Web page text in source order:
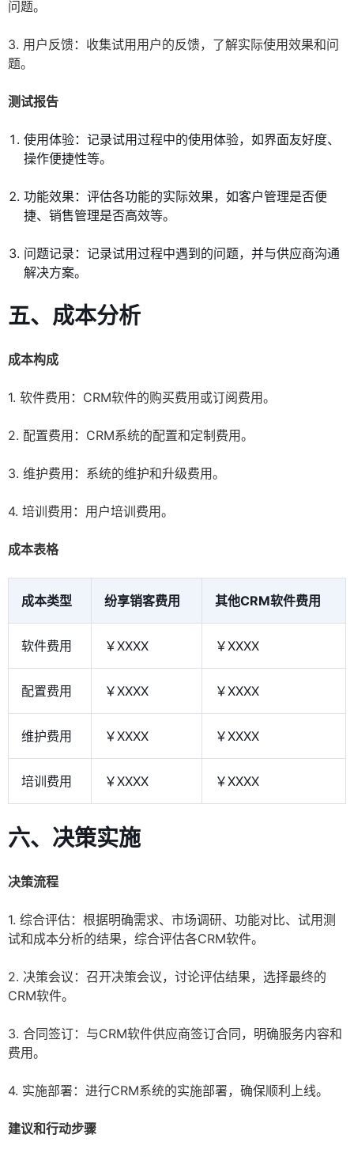
问题。
3. 用户反馈：收集试用用户的反馈，了解实际使用效果和问
题。
测试报告
使用体验：记录试用过程中的使用体验，如界面友好度、
操作便捷性等。
功能效果：评估各功能的实际效果，如客户管理是否便
捷、销售管理是否高效等。
问题记录：记录试用过程中遇到的问题，并与供应商沟通
解决方案。
五、成本分析
成本构成
1. 软件费用：CRM软件的购买费用或订阅费用。
2. 配置费用：CRM系统的配置和定制费用。
3. 维护费用：系统的维护和升级费用。
4. 培训费用：用户培训费用。
成本表格
成本类型 纷享销客费用 其他CRM软件费用
软件费用 ￥XXXX ￥XXXX
配置费用 ￥XXXX ￥XXXX
维护费用 ￥XXXX ￥XXXX
培训费用 ￥XXXX ￥XXXX
六、决策实施
决策流程
1. 综合评估：根据明确需求、市场调研、功能对比、试用测
试和成本分析的结果，综合评估各CRM软件。
2. 决策会议：召开决策会议，讨论评估结果，选择最终的
CRM软件。
3. 合同签订：与CRM软件供应商签订合同，明确服务内容和
费用。
4. 实施部署：进行CRM系统的实施部署，确保顺利上线。
建议和行动步骤